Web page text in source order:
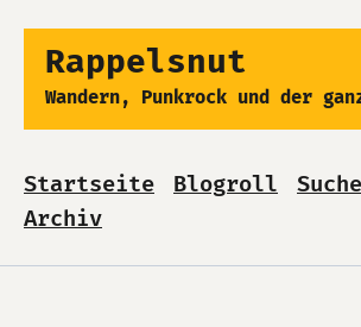
Rappelsnut
Wandern, Punkrock und der
Startseite Blogroll Suche
Archiv